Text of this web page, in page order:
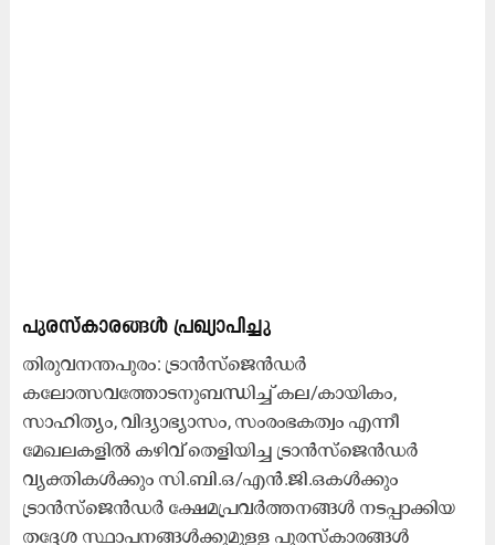
പുരസ്​കാരങ്ങൾ പ്രഖ്യാപിച്ചു
തിരുവനന്തപുരം: ട്രാൻസ്​ജെൻഡർ
കലോത്സവത്തോടനുബന്ധിച്ച് കല/കായികം,
സാഹിത്യം, വിദ്യാഭ്യാസം, സംരംഭകത്വം എന്നീ
മേഖലകളിൽ കഴിവ് തെളിയിച്ച ട്രാൻസ്ജെൻഡർ
വ്യക്തികൾക്കും സി.ബി.ഒ/എൻ.ജി.ഒകൾക്കും
ട്രാൻസ്ജെൻഡർ ക്ഷേമപ്രവർത്തനങ്ങൾ നടപ്പാക്കിയ
തദ്ദേശ സ്ഥാപനങ്ങൾക്കുമുള്ള പുരസ്കാരങ്ങൾ